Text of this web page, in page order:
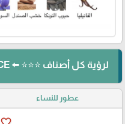
لرؤية كل أصناف ⭐⭐⭐ ⬅️ VERSACE - فيرساتشي
عطور للنساء